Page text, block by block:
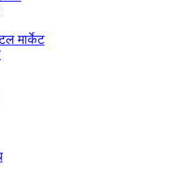
मार्केट